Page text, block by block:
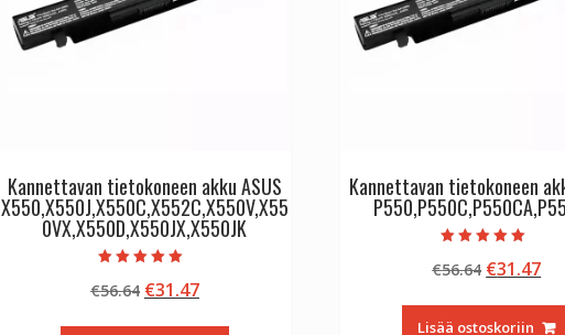
Kannettavan tietokoneen akku ASUS
X550,X550J,X550C,X552C,X550V,X55
0VX,X550D,X550JX,X550JK
tuotteesta:
5.00
€56.64 Alkuperäinen
€31.47Nykyinen
Kannettavan tietokoneen
tuotteesta:
5.00
€56.64
oli:
€31.47
on:
Lisää ostoskoriin